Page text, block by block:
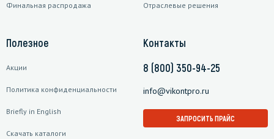
Финальная распродажа Отраслевые решения
Полезное
Акции
Политика конфиденциальности
Briefly in English
Скачать каталоги
Контакты
8 (800) 350-94-25
info@vikontpro.ru
ЗАПРОСИТЬ ПРАЙС